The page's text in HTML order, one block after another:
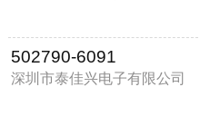
502790-6091
深圳市泰佳兴电子有限公司